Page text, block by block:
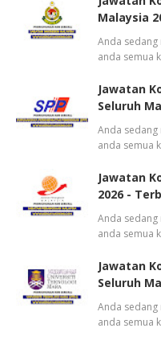
Malaysia
Anda
anda semua
Jawatan
Seluruh
Anda
anda semua
Jawatan
2026 -
Anda
anda semua
Jawatan
Seluruh
Anda
anda semua